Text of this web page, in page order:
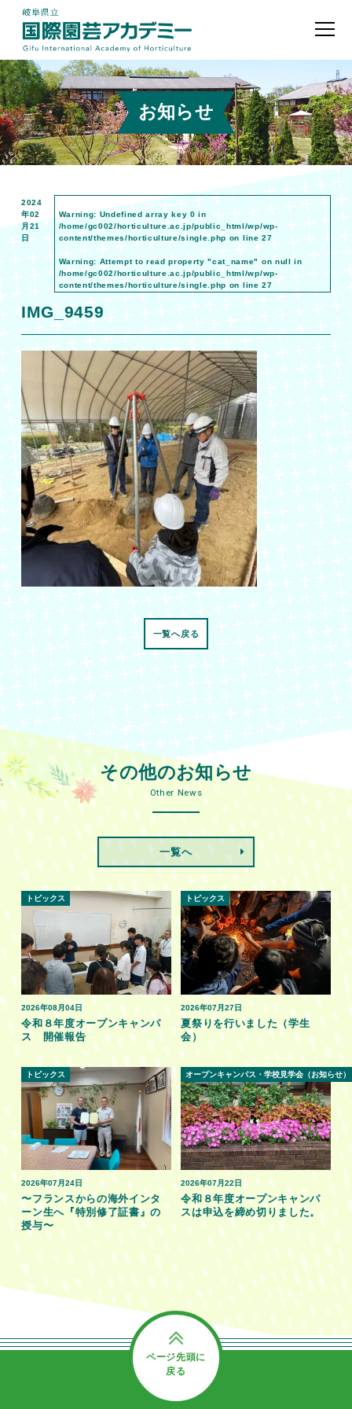
お知らせ
2024
年02
月21
日
Warning: Undefined array key 0 in
/home/gc002/horticulture.ac.jp/public_html/wp/wp-
content/themes/horticulture/single.php on line27
Warning: Attempt to read property "cat_name" on null in
/home/gc002/horticulture.ac.jp/public_html/wp/wp-
content/themes/horticulture/single.php on line27
IMG_9459
一覧へ戻る
その他のお知らせ
Other News
一覧へ
2026年08月04日
トピックス
令和８年度オープンキャンパ
ス 開催報告
2026年07月27日
トピックス
夏祭りを行いました（学生
会）
2026年07月24日
トピックス
〜フランスからの海外インタ
ーン生へ『特別修了証書』の
授与〜
2026年07月22日
オープンキャンパス・学校見学会（お知らせ）
令和８年度オープンキャンパ
スは申込を締め切りました。
ページ先頭に
戻る